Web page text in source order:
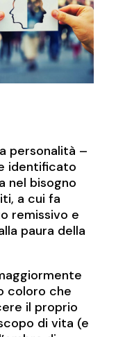
personalità –
identificato
nel bisogno
a cui fa
remissivo e
paura della
coloro che
il proprio
di vita (e